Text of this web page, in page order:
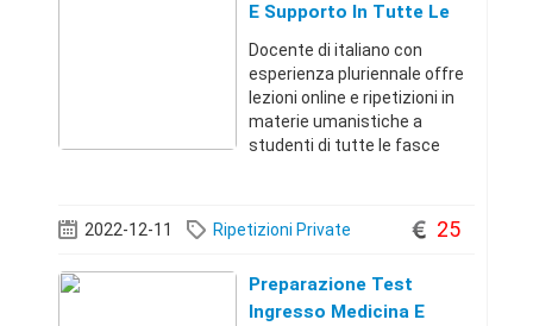
E Supporto In Tutte Le
Materie Umanistiche
Docente di italiano con
esperienza pluriennale offre
lezioni online e ripetizioni in
materie umanistiche a
studenti di tutte le fasce
programmi di recupero
individualizzati e
2022-12-11 Ripetizioni Private 25
Preparazione Test
Ingresso Medicina E